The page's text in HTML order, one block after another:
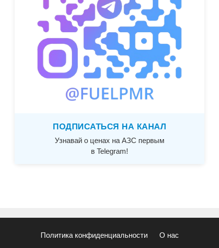
ПОДПИСАТЬСЯ НА КАНАЛ
Узнавай о ценах на АЗС первым
в Telegram!
Политика конфиденциальности О нас